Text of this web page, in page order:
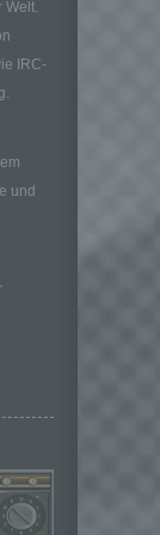
Welt.
IRC-
und
Angebot
ist
Daten
Cookies,
einer
und